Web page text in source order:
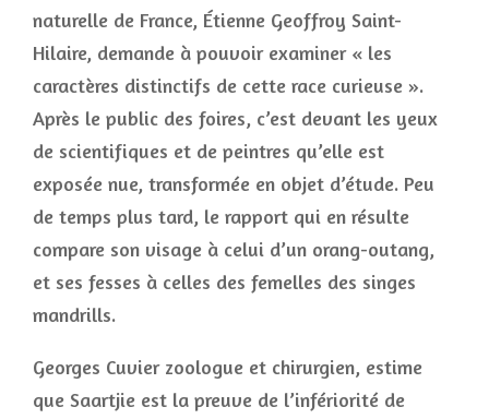
naturelle de France, Étienne Geoffroy Saint-
Hilaire, demande à pouvoir examiner « les
caractères distinctifs de cette race curieuse ».
Après le public des foires, c’est devant les yeux
de scientifiques et de peintres qu’elle est
exposée nue, transformée en objet d’étude. Peu
de temps plus tard, le rapport qui en résulte
compare son visage à celui d’un orang-outang,
et ses fesses à celles des femelles des singes
mandrills.
Georges Cuvier zoologue et chirurgien, estime
que Saartjie est la preuve de l’infériorité de